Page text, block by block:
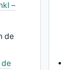
–
de
de